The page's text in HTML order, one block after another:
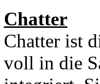
Chatter
Chatter ist
voll in die